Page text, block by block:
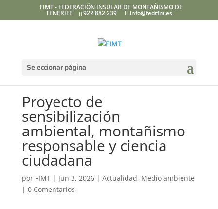
FIMT - FEDERACIÓN INSULAR DE MONTAÑISMO DE
TENERIFE 922 882 239 info@fedtfm.es
Seleccionar página
Proyecto de
sensibilización
ambiental, montañismo
responsable y ciencia
ciudadana
por FIMT| Jun 3, 2026| Actualidad, Medio ambiente
| 0 Comentarios